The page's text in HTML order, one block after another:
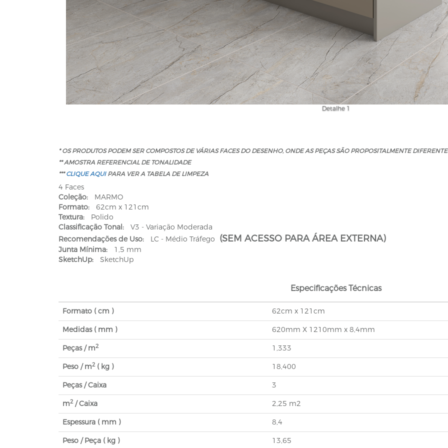
Detalhe 1
* OS PRODUTOS PODEM SER COMPOSTOS DE VÁRIAS FACES DO DESENHO, ONDE AS PEÇAS SÃO PROPOSITALMENTE
** AMOSTRA REFERENCIAL DE TONALIDADE
***CLIQUE AQUIPARA VER A TABELA DE LIMPEZA
4 Faces
Coleção:
MARMO
Formato:
62cm x 121cm
Textura:
Polido
Classificação Tonal:
V3 - Variação Moderada
Recomendações de Uso:
LC - Médio Tráfego (SEM ACESSO PARA ÁREA EXTERNA)
Junta Mínima:
1,5 mm
SketchUp:
SketchUp
Especificações Técnicas
Formato ( cm )
62cm x 121cm
Medidas ( mm )
620mm X 1210mm x 8,4mm
Peças / m2
1,333
Peso / m2( kg )
18,400
Peças / Caixa
3
m2/ Caixa
2,25 m2
Espessura ( mm )
8,4
Peso / Peça ( kg )
13,65